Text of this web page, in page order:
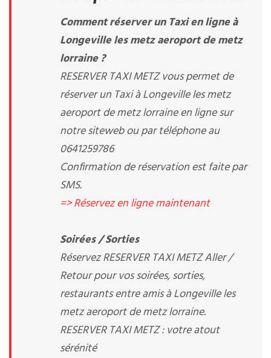
Comment réserver un Taxi en ligne à
Longeville les metz aeroport de metz
lorraine ?
RESERVER TAXI METZ vous permet de
réserver un Taxi à Longeville les metz
aeroport de metz lorraine en ligne sur
notre siteweb ou par téléphone au
0641259786
Confirmation de réservation est faite par
SMS.
=> Réservez en ligne maintenant
Soirées / Sorties
Réservez RESERVER TAXI METZ Aller /
Retour pour vos soirées, sorties,
restaurants entre amis à Longeville les
metz aeroport de metz lorraine.
RESERVER TAXI METZ : votre atout
sérénité